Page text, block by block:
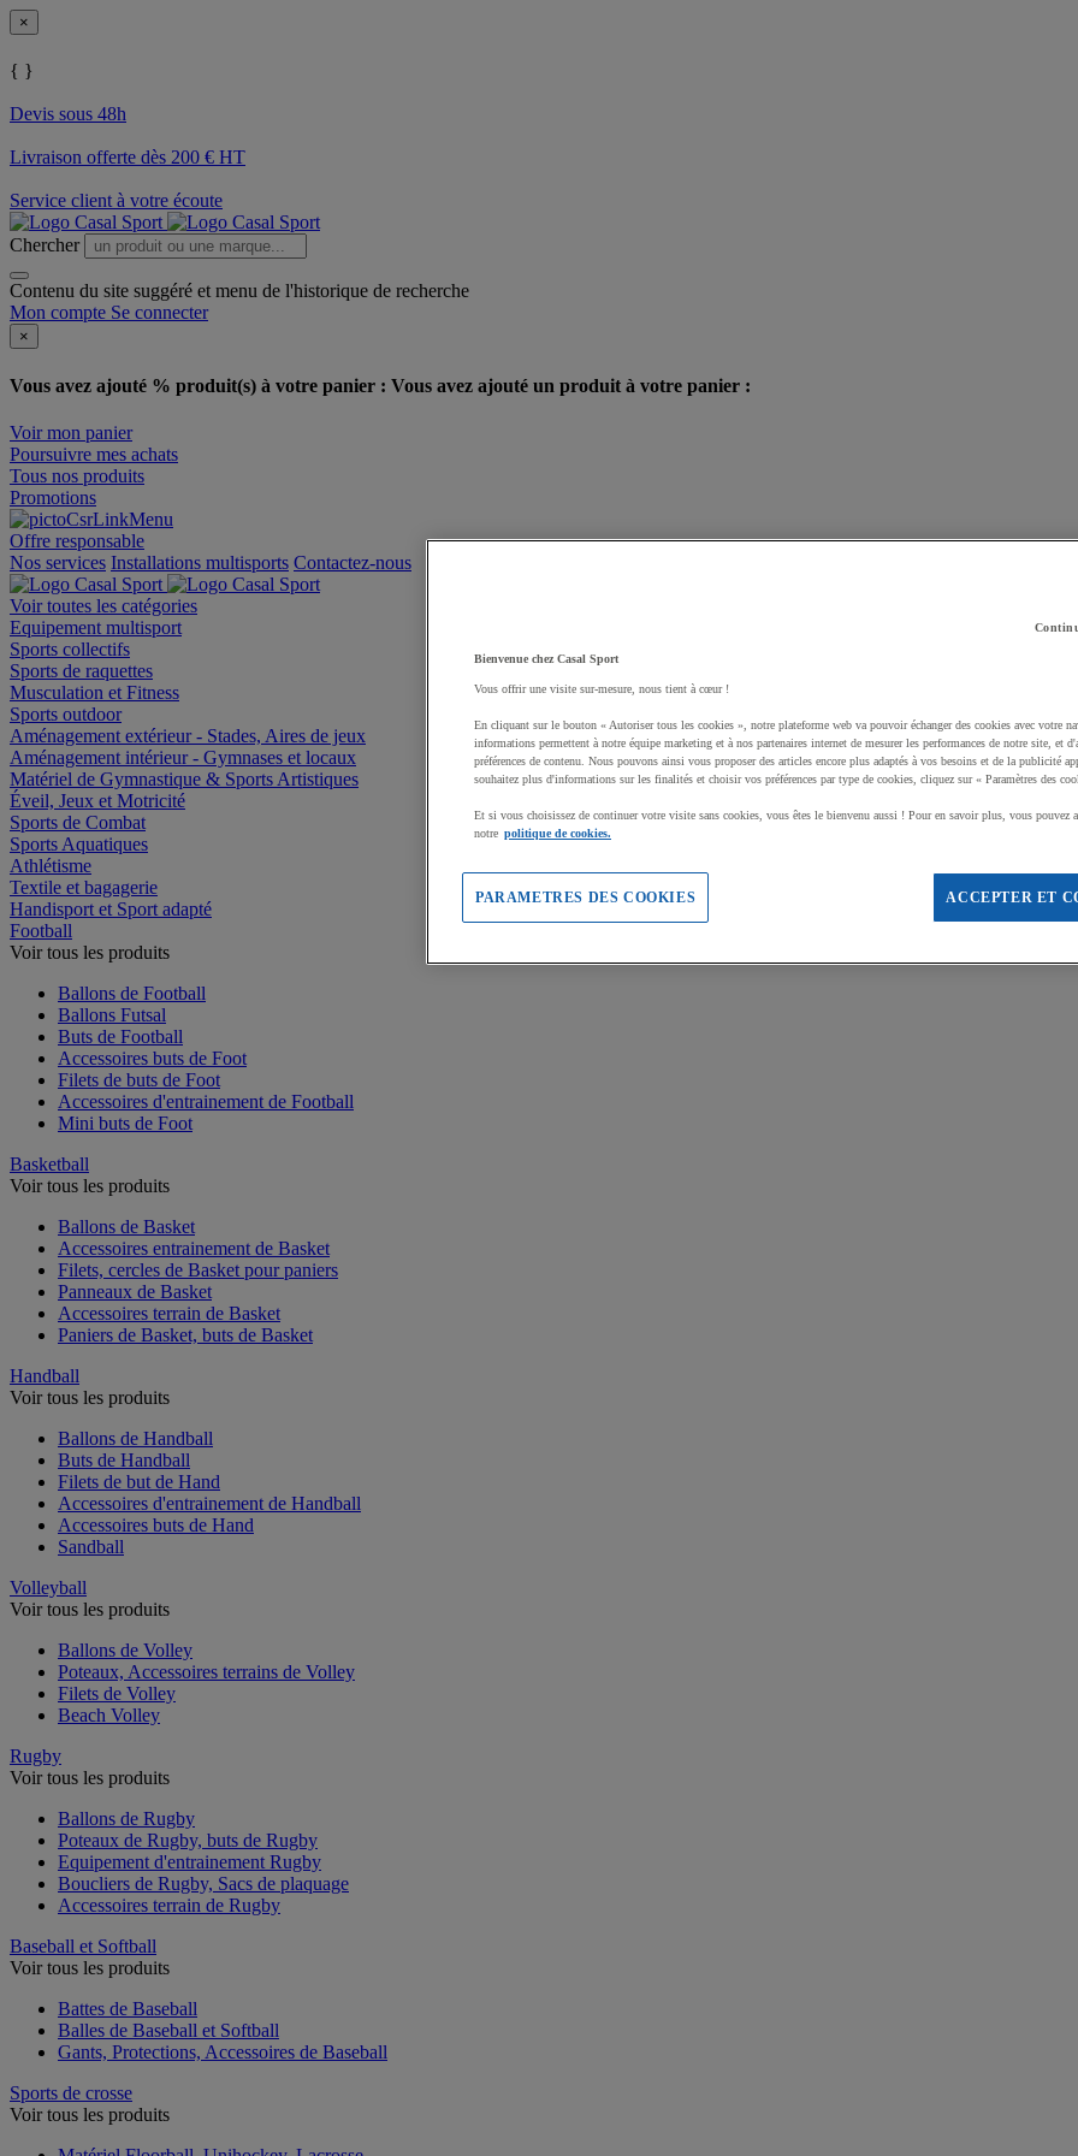
×
{ }
Devis sous 48h
Livraison offerte dès 200 € HT
Service client à votre écoute
Chercher
Contenu du site suggéré et menu de l'historique de recherche
Mon compte Se connecter
×
Vous avez ajouté % produit(s) à votre panier : Vous avez ajouté un produit à votre panier :
Voir mon panier
Poursuivre mes achats
Tous nos produits
Promotions
Offre responsable
Nos services Installations multisports Contactez-nous
Voir toutes les catégories
Equipement multisport
Sports collectifs
Sports de raquettes
Musculation et Fitness
Sports outdoor
Aménagement extérieur - Stades, Aires de jeux
Aménagement intérieur - Gymnases et locaux
Matériel de Gymnastique & Sports Artistiques
Éveil, Jeux et Motricité
Sports de Combat
Sports Aquatiques
Athlétisme
Textile et bagagerie
Handisport et Sport adapté
Football
Voir tous les produits
Ballons de Football
Ballons Futsal
Buts de Football
Accessoires buts de Foot
Filets de buts de Foot
Accessoires d'entrainement de Football
Mini buts de Foot
Basketball
Voir tous les produits
Ballons de Basket
Accessoires entrainement de Basket
Filets, cercles de Basket pour paniers
Panneaux de Basket
Accessoires terrain de Basket
Paniers de Basket, buts de Basket
Handball
Voir tous les produits
Ballons de Handball
Buts de Handball
Filets de but de Hand
Accessoires d'entrainement de Handball
Accessoires buts de Hand
Sandball
Volleyball
Voir tous les produits
Ballons de Volley
Poteaux, Accessoires terrains de Volley
Filets de Volley
Beach Volley
Rugby
Voir tous les produits
Ballons de Rugby
Poteaux de Rugby, buts de Rugby
Equipement d'entrainement Rugby
Boucliers de Rugby, Sacs de plaquage
Accessoires terrain de Rugby
Baseball et Softball
Voir tous les produits
Battes de Baseball
Balles de Baseball et Softball
Gants, Protections, Accessoires de Baseball
Sports de crosse
Voir tous les produits
Bienvenue chez Casal Sport
Vous offrir une visite sur-mesure, nous tient à cœur !
En cliquant sur le bouton « Autoriser tous les cookies », notre plateforme web va pouvoir échanger des cookies avec votre
informations permettent à notre équipe marketing et à nos partenaires internet de mesurer les performances de notre site, et
préférences de contenu. Nous pouvons ainsi vous proposer des articles encore plus adaptés à vos besoins et de la publicité
souhaitez plus d'informations sur les finalités et choisir vos préférences par type de cookies, cliquez sur « Paramètres des
Et si vous choisissez de continuer votre visite sans cookies, vous êtes le bienvenu aussi ! Pour en savoir plus, vous pouvez
notre politique de cookies.
ACCEPTER ET
PARAMETRES DES COOKIES